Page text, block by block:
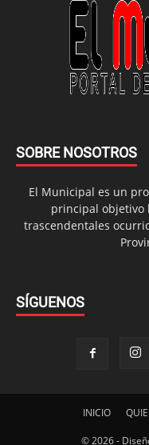
SOBRE NOSOTROS
El Municipal es un
principal objetivo
trascendentales
SÍGUENOS
INICIO
© 2026 -